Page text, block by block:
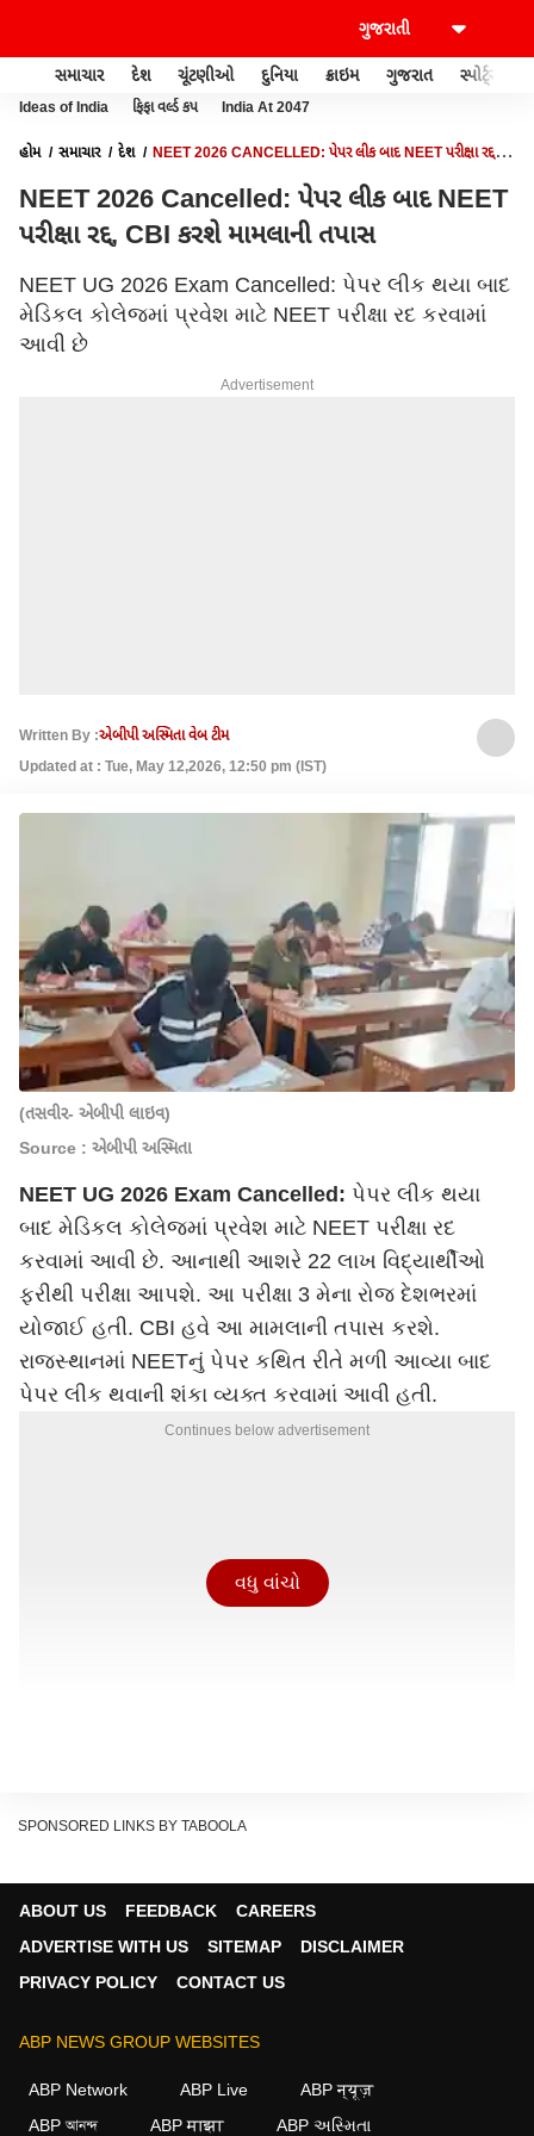
સમાચાર દેશ ચૂંટણીઓ દુનિયા ક્રાઇમ ગુજરાત સ્પોર્ટ્સ
Ideas of India ફિફા વર્લ્ડ કપ India At 2047
હોમ સમાચાર દેશ
NEET 2026 CANCELLED: પેપર લીક બાદ NEET પરીક્ષા રદ્દ,
NEET 2026 Cancelled: પેપર લીક બાદ NEET
પરીક્ષા રદ્દ, CBI કરશે મામલાની તપાસ
NEET UG 2026 Exam Cancelled: પેપર લીક થયા બાદ
મેડિકલ કોલેજમાં પ્રવેશ માટે NEET પરીક્ષા રદ કરવામાં
આવી છે
Advertisement
Written By :એબીપી અસ્મિતા વેબ ટીમ
Updated at : Tue, May 12,2026, 12:50 pm (IST)
(તસવીર- એબીપી લાઇવ)
Source : એબીપી અસ્મિતા
NEET UG 2026 Exam Cancelled: પેપર લીક થયા
બાદ મેડિકલ કોલેજમાં પ્રવેશ માટે NEET પરીક્ષા રદ
કરવામાં આવી છે. આનાથી આશરે 22 લાખ વિદ્યાર્થીઓ
ફરીથી પરીક્ષા આપશે. આ પરીક્ષા 3 મેના રોજ દેશભરમાં
યોજાઈ હતી. CBI હવે આ મામલાની તપાસ કરશે.
રાજસ્થાનમાં NEETનું પેપર કથિત રીતે મળી આવ્યા બાદ
પેપર લીક થવાની શંકા વ્યક્ત કરવામાં આવી હતી.
Continues below advertisement
વધુ વાંચો
SPONSORED LINKS BY TABOOLA
ABOUT US FEEDBACK
CAREERS
ADVERTISE WITH US
SITEMAP
DISCLAIMER
PRIVACY POLICY
CONTACT US
ABP NEWS GROUP WEBSITES
ABP Network ABP Live
ABP न्यूज़
ABP আনন্দ
ABP माझा ABP અસ્મિતા